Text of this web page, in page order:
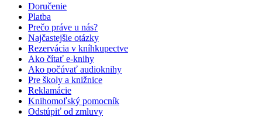
Doručenie
Platba
Prečo práve u nás?
Najčastejšie otázky
Rezervácia v kníhkupectve
Ako čítať e-knihy
Ako počúvať audioknihy
Pre školy a knižnice
Reklamácie
Knihomoľský pomocník
Odstúpiť od zmluvy